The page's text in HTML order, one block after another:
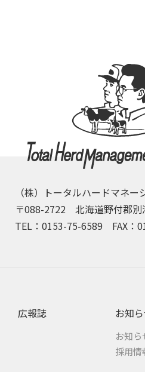
（株）トータルハードマネ
〒088-2722 北海道野付郡別
TEL：0153-75-6589 FAX：
広報誌 お知
お知ら
採用情